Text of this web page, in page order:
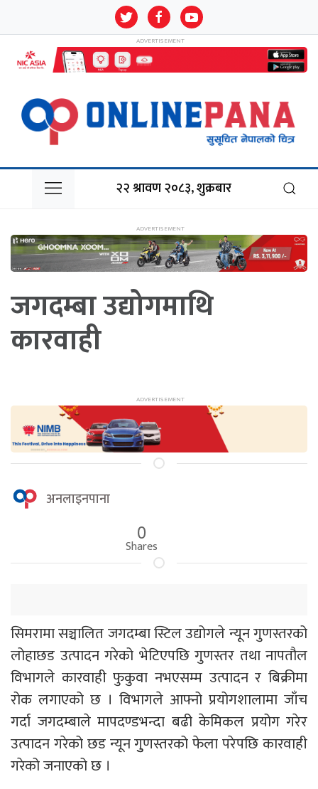
२२ श्रावण २०८३, शुक्रबार
जगदम्बा उद्योगमाथि
कारवाही
अनलाइनपाना
0
Shares
सिमरामा सञ्चालित जगदम्बा स्टिल उद्योगले न्यून गुणस्तरको
लोहाछड उत्पादन गरेको भेटिएपछि गुणस्तर तथा नापतौल
विभागले कारवाही फुकुवा नभएसम्म उत्पादन र बिक्रीमा
रोक लगाएको छ । विभागले आफ्नो प्रयोगशालामा जाँच
गर्दा जगदम्बाले मापदण्डभन्दा बढी केमिकल प्रयोग गरेर
उत्पादन गरेको छड न्यून गुुणस्तरको फेला परेपछि कारवाही
गरेको जनाएको छ ।